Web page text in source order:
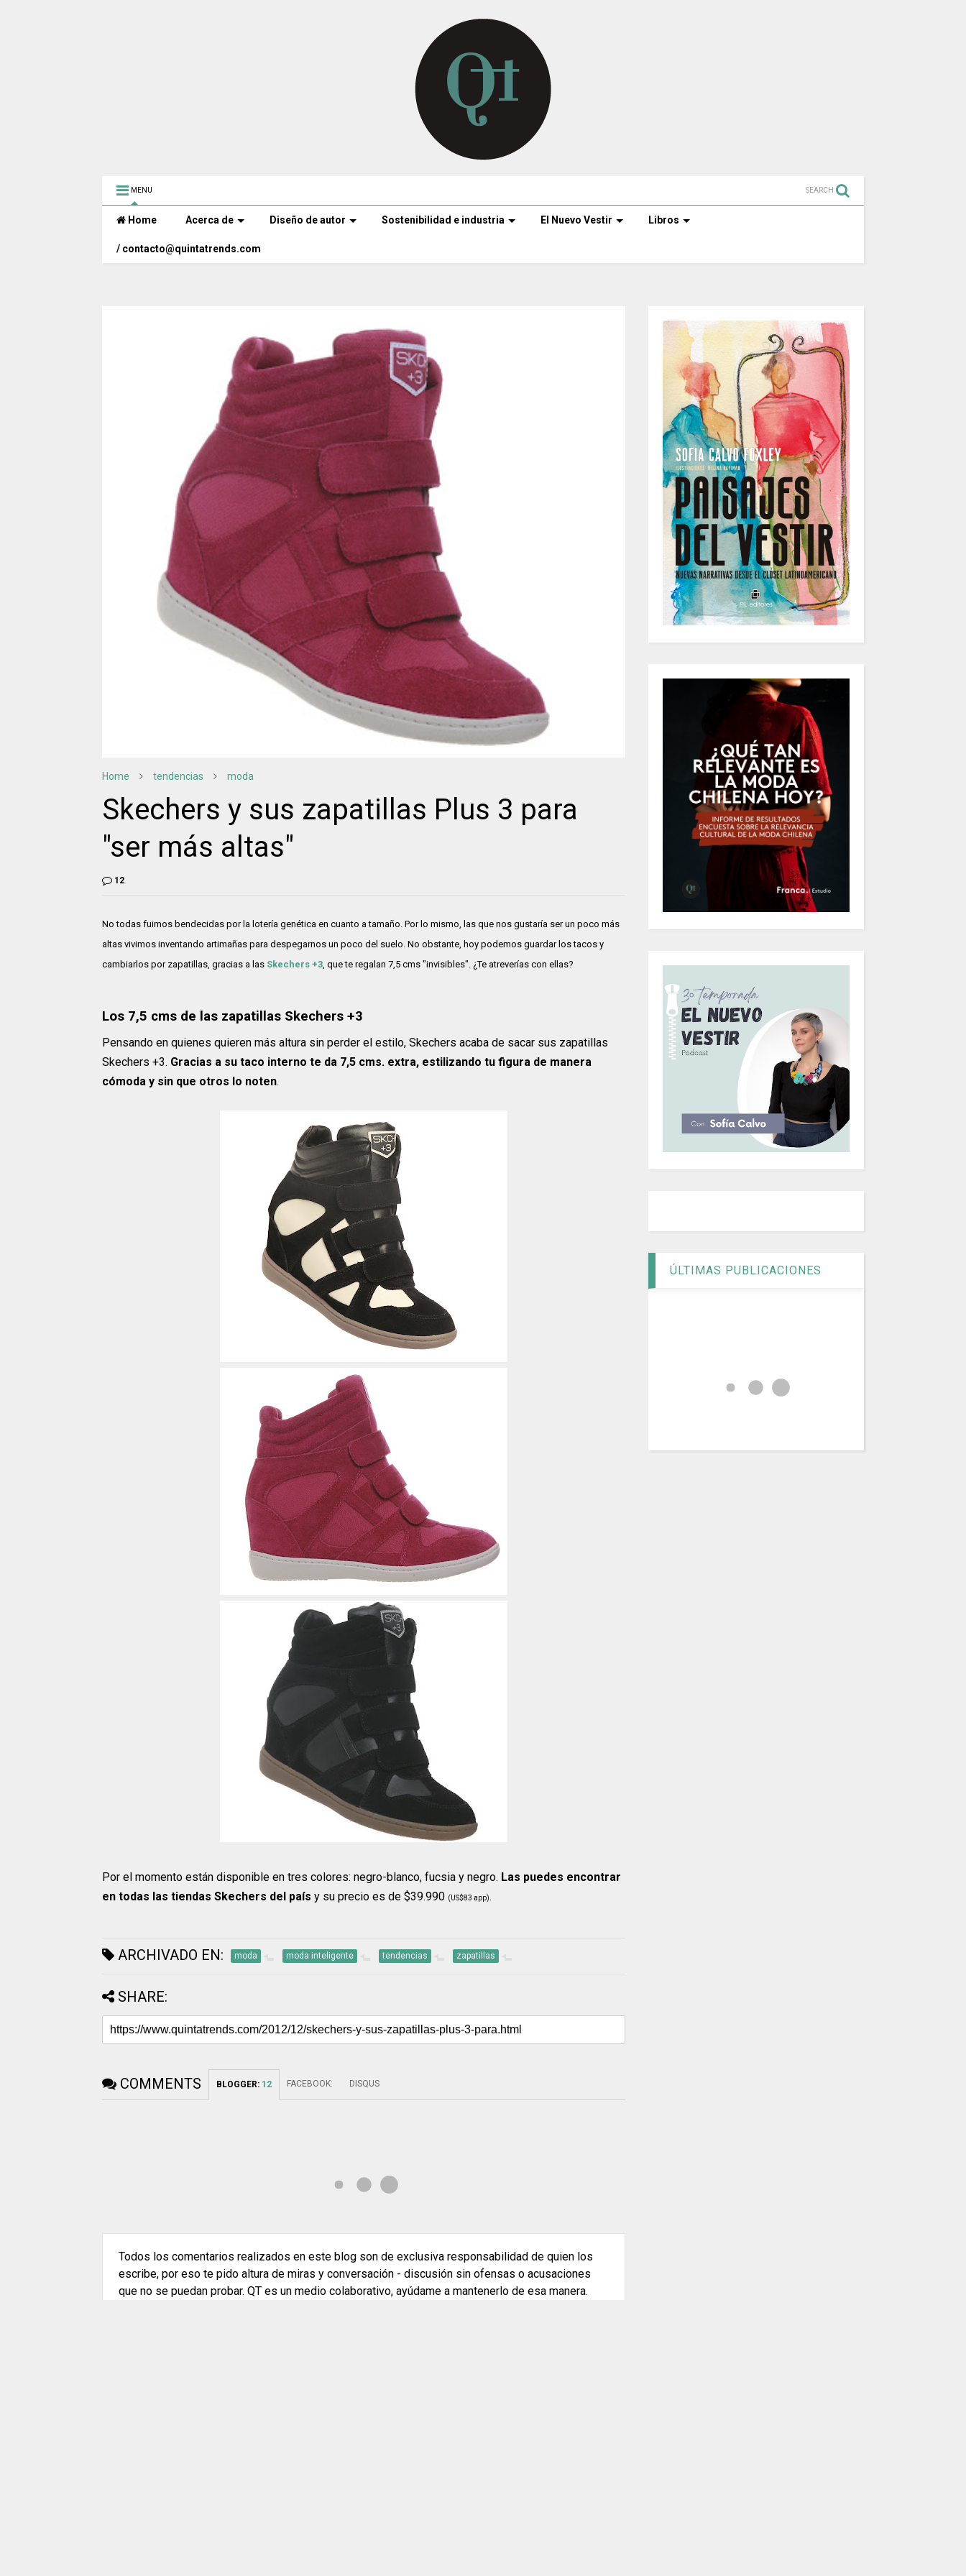
MENU SEARCH
Home Acerca de Diseño de autor Sostenibilidad e industria El Nuevo Vestir Libros
/ contacto@quintatrends.com
Home tendencias moda
Skechers y sus zapatillas Plus 3 para
"ser más altas"
12
No todas fuimos bendecidas por la lotería genética en cuanto a tamaño. Por lo mismo, las que nos gustaría ser un poco más
altas vivimos inventando artimañas para despegarnos un poco del suelo. No obstante, hoy podemos guardar los tacos y
cambiarlos por zapatillas, gracias a las Skechers +3 , que te regalan 7,5 cms "invisibles". ¿Te atreverías con ellas?
Los 7,5 cms de las zapatillas Skechers +3
Pensando en quienes quieren más altura sin perder el estilo, Skechers acaba de sacar sus zapatillas
Skechers +3. Gracias a su taco interno te da 7,5 cms. extra, estilizando tu figura de manera
cómoda y sin que otros lo noten.
Por el momento están disponible en tres colores: negro-blanco, fucsia y negro. Las puedes encontrar
en todas las tiendas Skechers del país y su precio es de $39.990 (US$83 app).
ARCHIVADO EN: moda moda inteligente tendencias zapatillas
SHARE:
COMMENTS BLOGGER: 12 FACEBOOK: DISQUS
Todos los comentarios realizados en este blog son de exclusiva responsabilidad de quien los
escribe, por eso te pido altura de miras y conversación - discusión sin ofensas o acusaciones
que no se puedan probar. QT es un medio colaborativo, ayúdame a mantenerlo de esa manera.
ÚLTIMAS PUBLICACIONES